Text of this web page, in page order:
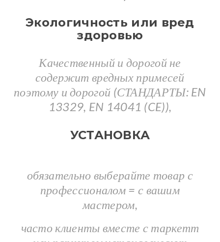
Экологичность или вред
здоровью
Качественный и дорогой не
содержит вредных примесей
поэтому и дорогой (СТАНДАРТЫ: EN
13329, EN 14041 (CE)),
УСТАНОВКА
обязательно выберайте товар с
профессионалом = с вашим
мастером,
часто клиенты вместе с таркетт